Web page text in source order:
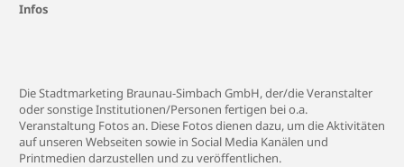
Infos
Die Stadtmarketing Braunau-Simbach GmbH, der/die Veranstalter
oder sonstige Institutionen/Personen fertigen bei o.a.
Veranstaltung Fotos an. Diese Fotos dienen dazu, um die Aktivitäten
auf unseren Webseiten sowie in Social Media Kanälen und
Printmedien darzustellen und zu veröffentlichen.